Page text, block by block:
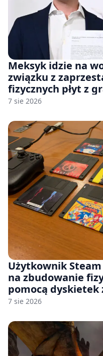
Meksyk idzie na
związku z
fizycznych płyt z
7 sie 2026
Użytkownik Steam
na zbudowanie
pomocą dyskietek
7 sie 2026